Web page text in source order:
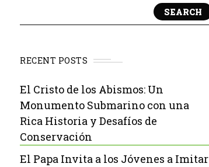
SEARCH
RECENT POSTS
El Cristo de los Abismos: Un
Monumento Submarino con una
Rica Historia y Desafíos de
Conservación
El Papa Invita a los Jóvenes a Imitar